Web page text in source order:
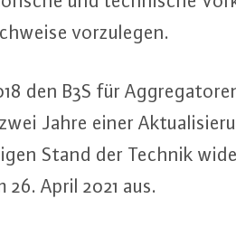
vor­zu­le­gen.
den B3S für
Jahre einer
Stand der Technik
April 2021 aus.